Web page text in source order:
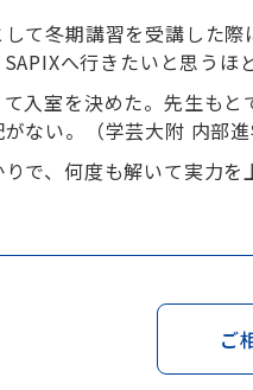
て冬期講習を受講した際
へ行きたいと思うほ
入室を決めた。先生も
ない。（学芸大附 内部進
で、何度も解いて実力を
ご